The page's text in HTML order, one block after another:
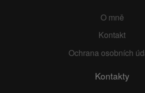
O mně
Kontakt
Ochrana osobních
Kontakty